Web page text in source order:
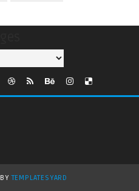
BYTEMPLATESYARD